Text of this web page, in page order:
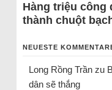
Hàng triệu công
thành chuột
NEUESTE
Long Rồng Trầnzu
dân sẽ thắng